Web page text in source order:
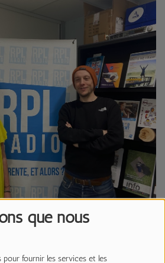
que nous
pour fournir les services et les